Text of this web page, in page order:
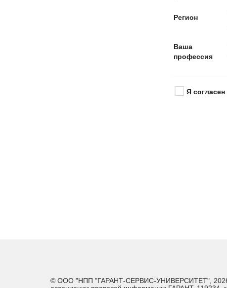
Регион
аша
профессия
Я согласен
© ООО "НПП "ГАРАНТ-СЕРВИС-УНИВЕРСИТЕТ", 2026.